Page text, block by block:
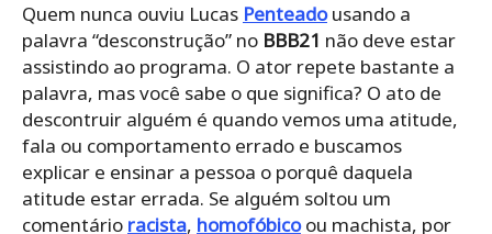
Quem nunca ouviu Lucas Penteadousando a
palavra “desconstrução” no BBB21 não deve estar
assistindo ao programa. O ator repete bastante a
palavra, mas você sabe o que significa? O ato de
descontruir alguém é quando vemos uma atitude,
fala ou comportamento errado e buscamos
explicar e ensinar a pessoa o porquê daquela
atitude estar errada. Se alguém soltou um
comentário racista, homofóbicoou machista, por